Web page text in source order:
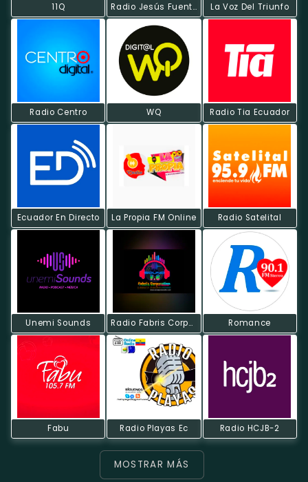
11Q Radio Jesús Fuente De Vida La Voz Del Triunfo
Radio Centro WQ Radio Tia Ecuador
Ecuador En Directo La Propia FM Online Radio Satelital
Unemi Sounds Radio Fabris Corporation Romance
Fabu Radio Playas Ec Radio HCJB-2
MOSTRAR MÁS